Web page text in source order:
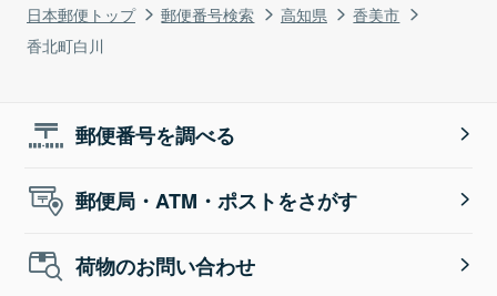
日本郵便トップ 郵便番号検索 高知県
香美市
香北町白川
郵便番号を調べる
郵便局・ATM・ポストをさがす
荷物のお問い合わせ